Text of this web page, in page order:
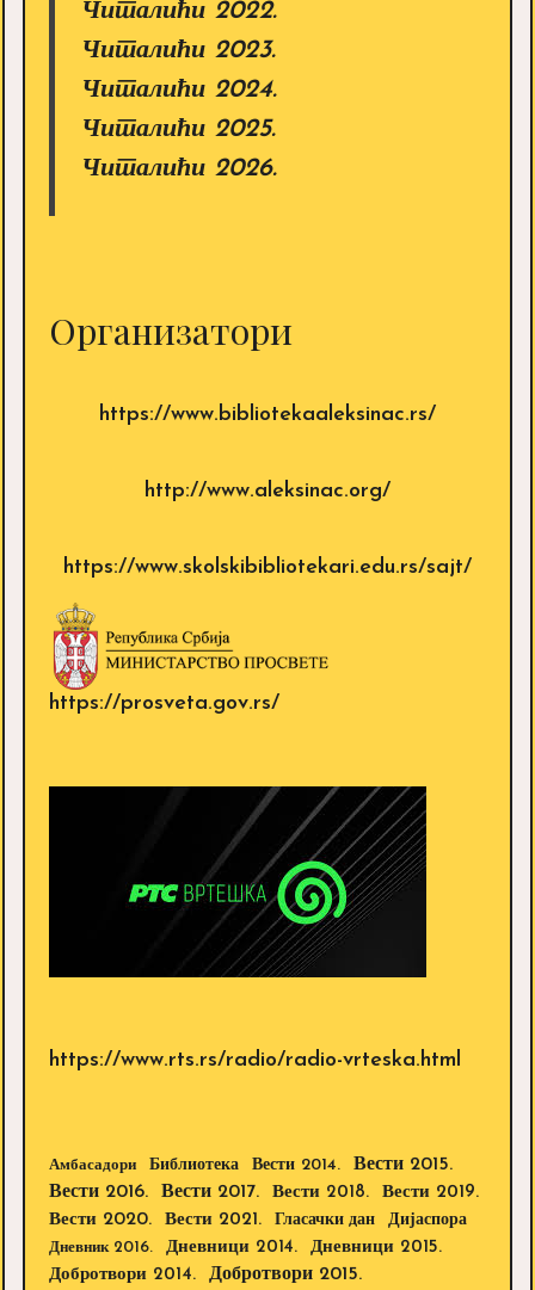
Читалићи 2022.
Читалићи 2023.
Читалићи 2024.
Читалићи 2025.
Читалићи 2026.
Организатори
https://www.bibliotekaaleksinac.rs/
http://www.aleksinac.org/
https://www.skolskibibliotekari.edu.rs/sajt/
https://prosveta.gov.rs/
https://www.rts.rs/radio/radio-vrteska.html
Амбасадори Библиотека Вести 2014.
Вести 2015.
Вести 2016.
Вести 2017. Вести 2018.
Вести 2019.
Вести 2020.
Вести 2021. Гласачки дан Дијаспора
Дневник 2016. Дневници 2014.
Дневници 2015.
Добротвори 2014.
Добротвори 2015.